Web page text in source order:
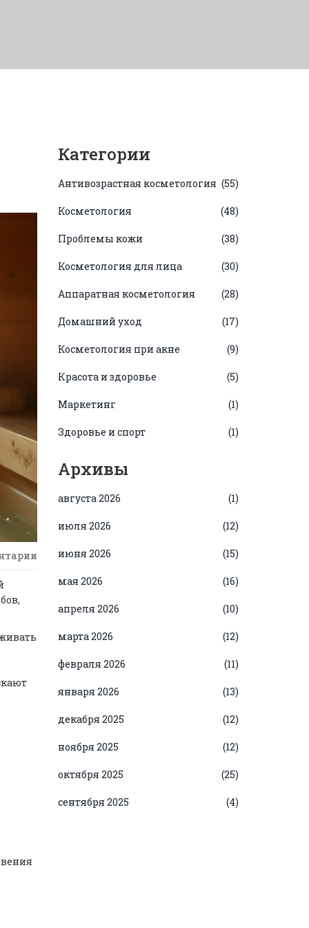
Категории
Антивозрастная косметология (55)
Косметология (48)
Проблемы кожи (38)
Косметология для лица (30)
Аппаратная косметология (28)
Домашний уход (17)
Косметология при акне (9)
Красота и здоровье (5)
Маркетинг (1)
Здоровье и спорт (1)
Архивы
августа 2026 (1)
июля 2026 (12)
июня 2026 (15)
мая 2026 (16)
апреля 2026 (10)
марта 2026 (12)
февраля 2026 (11)
января 2026 (13)
декабря 2025 (12)
ноября 2025 (12)
октября 2025 (25)
сентября 2025 (4)